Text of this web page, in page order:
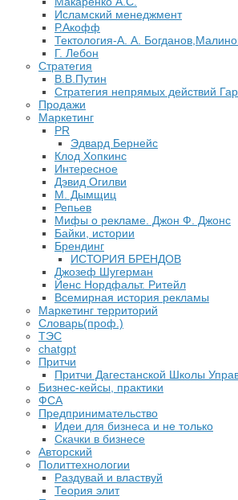
Исламский менеджмент
Р.Акофф
Тектология-А. А.
​Г. Лебон
Стратегия
В.В.Путин
​Стратегия непрямых действий
Продажи
Маркетинг
PR
Эдвард Бернейс
Клод Хопкинс
Интересное
Дэвид Огилви
М. Дымщиц
Репьев
Мифы о рекламе. Джон Ф. Джонс
Байки, истории
Брендинг
ИСТОРИЯ БРЕНДОВ
Джозеф Шугерман
​Йенс Нордфальт. Ритейл
Всемирная история рекламы
Маркетинг территорий
Словарь(проф.)
ТЭС
chatgpt
Притчи
Притчи Дагестанской Школы
Бизнес-кейсы, практики
ФСА
Предпринимательство
Идеи для бизнеса и не только
Скачки в бизнесе
Авторский
Политтехнологии
Раздувай и властвуй
Теория элит